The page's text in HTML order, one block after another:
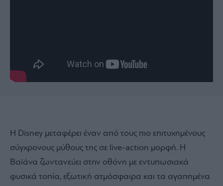
Η Disney μεταφέρει έναν από τους πιο επιτυχημένους
σύγχρονους μύθους της σε live-action μορφή. Η
Βαϊάνα ζωντανεύει στην οθόνη με εντυπωσιακά
φυσικά τοπία, εξωτική ατμόσφαιρα και τα αγαπημένα